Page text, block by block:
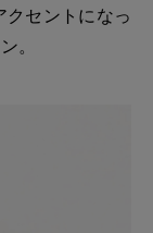
セントになっ
。